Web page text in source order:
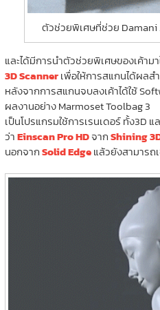
ตัวช่วยพิเศษที่ช่วย Damani
และได้มีการนำตัวช่วยพิเศษของเค้าม
3D Scannerเพื่อให้การสแกนได้ผลส
หลังจากการสแกนจบลงเค้าได้ใช้
ผลงานอย่าง Marmoset Toolbag 3
เป็นโปรแกรมใช้การเรนเดอร์ ทั้ง3D
ว่าEinscan Pro HDจากShining
นอกจากSolid Edgeแล้วยังสามารถ